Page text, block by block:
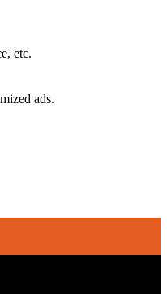
etc.
ads.